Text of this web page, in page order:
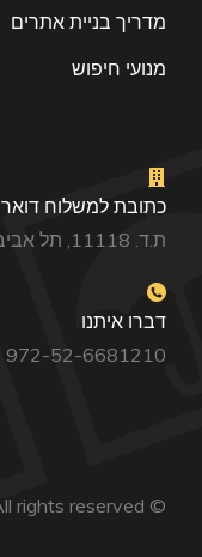
מדריך בניית אתרים
מנועי חיפוש
כתובת למשלוח דואר
ת.ד. 11118, תל אביב
דברו איתנו
972-52-6681210
© SEOBoots – 2020. All rights reserved.